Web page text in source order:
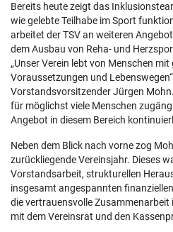
Bereits heute zeigt das
wie gelebte Teilhabe im Sport
arbeitet der TSV an weiteren
dem Ausbau von Reha- und
„Unser Verein lebt von Menschen
Voraussetzungen und
Vorstandsvorsitzender Jürgen
für möglichst viele Menschen
Angebot in diesem Bereich
Neben dem Blick nach vorne zog
zurückliegende Vereinsjahr. Dieses
Vorstandsarbeit, strukturellen
insgesamt angespannten
die vertrauensvolle
mit dem Vereinsrat und den